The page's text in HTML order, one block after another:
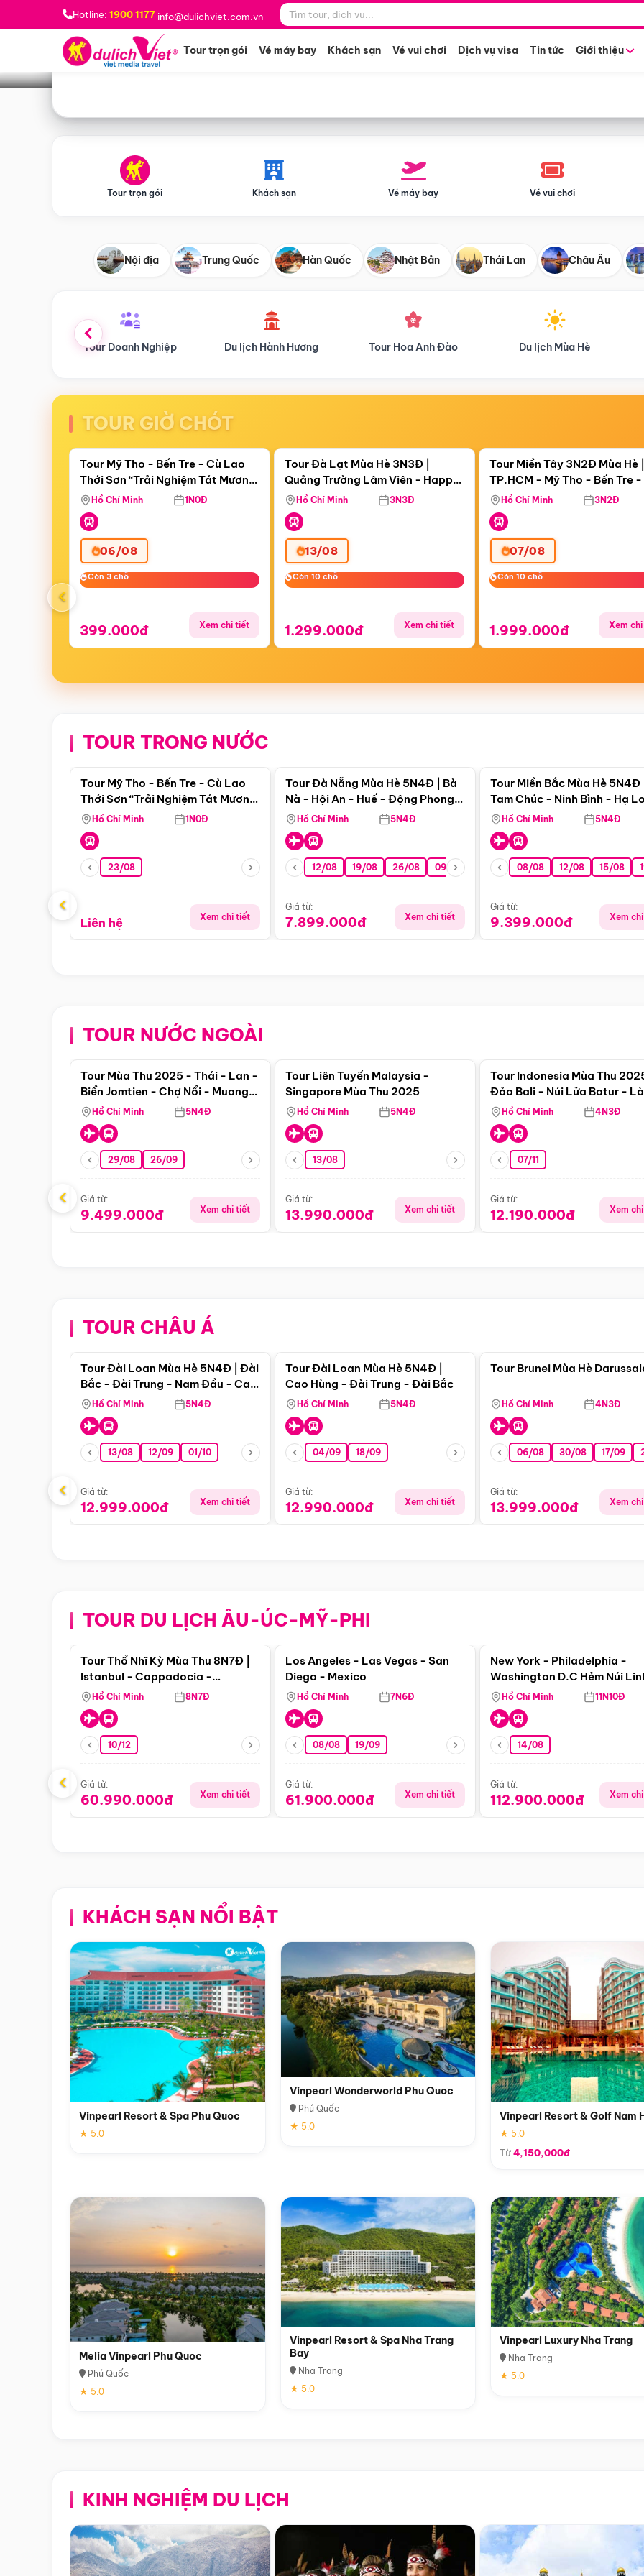
Hotline: 1900 1177 info@dulichviet.com.vn
Tour trọn gói Vé máy bay Khách sạn Vé vui chơi Dịch vụ visa Tin tức Giới thiệu
Bạn muốn đi đâu? *
Tour trọn gói Khách sạn Vé máy bay Vé vui chơi
Nội địa Trung Quốc Hàn Quốc Nhật Bản Thái Lan Châu Âu
Tour Doanh Nghiệp Du lịch Hành Hương Tour Hoa Anh Đào Du lịch Mùa Hè Du lịch Mùa
TOUR GIỜ CHÓT
Còn00:40:57
Điểm nổi bật
Tour Mỹ Tho - Bến Tre - Cù Lao
Thới Sơn “Trải Nghiệm Tát Mương
Bắt Cá”
Hồ Chí Minh 1N0Đ
06/08
Còn 3 chỗ
Còn 3 chỗ
399.000đ Xem chi tiết
Còn07 ngày 00:40:59
Tour Đà Lạt Mùa Hè 3N3Đ |
Quảng Trường Lâm Viên - Happy
Hill - Puppy Farm
Hồ Chí Minh 3N3Đ
13/08
Còn 10 chỗ
Còn 10 chỗ
1.299.000đ Xem chi tiết
Còn01 ngày 00:40:59
Tour Miền Tây 3N2Đ Mùa Hè |
TP.HCM - Mỹ Tho - Bến Tre -
Thơ - Sóc Trăng - Bạc Liêu -
Mau
Hồ Chí Minh 3N2Đ
07/08
Còn 10 chỗ
Còn 10 chỗ
1.999.000đ Xem
‹
TOUR TRONG NƯỚC
Điểm nổi bật
Tour Mỹ Tho - Bến Tre - Cù Lao
Thới Sơn “Trải Nghiệm Tát Mương
Bắt Cá”
Hồ Chí Minh 1N0Đ
23/08
Liên hệ Xem chi tiết
Tour Đà Nẵng Mùa Hè 5N4Đ | Bà
Nà - Hội An - Huế - Động Phong
NhaHồ Chí Minh 5N4Đ
12/08 19/08 26/08 09/09 16/09 23/09 30/09 07/10
Giá từ:
7.899.000đ Xem chi tiết
Tour Miền Bắc Mùa Hè 5N4Đ |
Tam Chúc - Ninh Bình - Hạ
Hồ Chí Minh 5N4Đ
08/08 12/08 15/08
Giá từ:
9.399.000đ Xem
‹
TOUR NƯỚC NGOÀI
Điểm nổi bật
Tour Mùa Thu 2025 - Thái - Lan -
Biển Jomtien - Chợ Nổi - Muang
Boran Suanthai - Buffet Du
Thuyền Sông Chaophraya
Hồ Chí Minh 5N4Đ
29/08 26/09
Giá từ:
9.499.000đ Xem chi tiết
Tour Liên Tuyến Malaysia -
Singapore Mùa Thu 2025
Hồ Chí Minh 5N4Đ
13/08
Giá từ:
13.990.000đ Xem chi tiết
Tour Indonesia Mùa Thu
Đảo Bali - Núi Lửa Batur -
Penglipuran - Trải Nghiệm
Thác
Hồ Chí Minh 4N3Đ
07/11
Giá từ:
12.190.000đ Xem
‹
TOUR CHÂU ÁĐiểm nổi bật
Tour Đài Loan Mùa Hè 5N4Đ | Đài
Bắc - Đài Trung - Nam Đầu - Cao
Hùng
Hồ Chí Minh 5N4Đ
13/08 12/09 01/10
Giá từ:
12.999.000đ Xem chi tiết
Tour Đài Loan Mùa Hè 5N4Đ |
Cao Hùng - Đài Trung - Đài Bắc
Hồ Chí Minh 5N4Đ
04/09 18/09
Giá từ:
12.990.000đ Xem chi tiết
Tour Brunei Mùa Hè
Hồ Chí Minh 4N3Đ
06/08 30/08 17/09
Giá từ:
13.999.000đ Xem
‹
TOUR DU LỊCH ÂU-ÚC-MỸ-PHI
Điểm nổi bật
Tour Thổ Nhĩ Kỳ Mùa Thu 8N7Đ |
Istanbul - Cappadocia -
Pamukkale
Hồ Chí Minh 8N7Đ
10/12
Giá từ:
60.990.000đ Xem chi tiết
Los Angeles - Las Vegas - San
Diego - Mexico
Hồ Chí Minh 7N6Đ
08/08 19/09
Giá từ:
61.900.000đ Xem chi tiết
New York - Philadelphia -
Washington D.C Hẻm Núi
Dương - Horseshoe Bend -
- Phoenix
Hồ Chí Minh 11N10Đ
14/08
Giá từ:
112.900.000đ Xem
‹
KHÁCH SẠN NỔI BẬT
Vinpearl Resort & Spa Phu Quoc
★ 5.0
Vinpearl Wonderworld Phu Quoc
Phú Quốc
★ 5.0
Vinpearl Resort & Golf Nam
★ 5.0
Từ4,150,000đ
Melia Vinpearl Phu Quoc
Phú Quốc
★ 5.0
Vinpearl Resort & Spa Nha Trang
Bay
Nha Trang
★ 5.0
Vinpearl Luxury Nha Trang
Nha Trang
★ 5.0
KINH NGHIỆM DU LỊCH